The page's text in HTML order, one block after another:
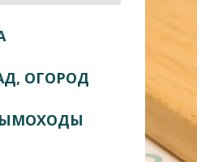
ОГОРОД